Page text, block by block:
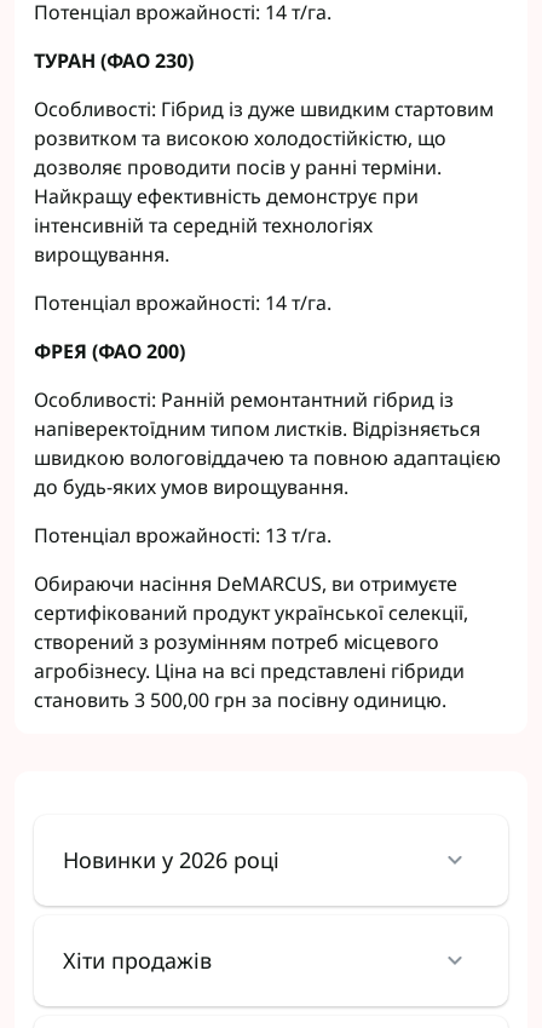
Потенціал врожайності: 14 т/га.
ТУРАН (ФАО 230)
Особливості: Гібрид із дуже швидким стартовим
розвитком та високою холодостійкістю, що
дозволяє проводити посів у ранні терміни.
Найкращу ефективність демонструє при
інтенсивній та середній технологіях
вирощування.
Потенціал врожайності: 14 т/га.
ФРЕЯ (ФАО 200)
Особливості: Ранній ремонтантний гібрид із
напіверектоїдним типом листків. Відрізняється
швидкою вологовіддачею та повною адаптацією
до будь-яких умов вирощування.
Потенціал врожайності: 13 т/га.
Обираючи насіння DeMARCUS, ви отримуєте
сертифікований продукт української селекції,
створений з розумінням потреб місцевого
агробізнесу. Ціна на всі представлені гібриди
становить 3 500,00 грн за посівну одиницю.
Новинки у 2026 році
Хіти продажів